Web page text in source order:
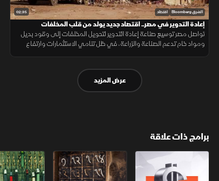
02:35 الشرق Bloomberg اقتصاد
إعادة التدوير في مصر.. اقتصاد جديد يولد من قلب المخلفات
تواصل مصر توسيع صناعة إعادة التدوير لتحويل المخلفات إلى وقود بديل
ومواد خام تدعم الصناعة والزراعة، في ظل تنامي الاستثمارات وارتفاع
عرض المزيد
برامج ذات علاقة
الأسواق الأميركية ملحمة الأرقام سلاسل